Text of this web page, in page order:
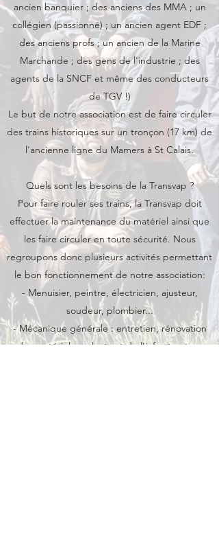
ancien banquier ; des anciens des MMA ; un
collégien (passionné) ; un ancien agent EDF ;
des anciens profs ; un ancien de la Marine
Marchande ; des gens de l'industrie ; des
agents de la SNCF et même des conducteurs
de TGV !)
Le but de notre association est de faire circuler
des trains historiques sur un tronçon (17 km) de
l'ancienne ligne du Mamers à St Calais.
Quels sont les besoins de la Transvap ?
Pour faire rouler ses trains, la Transvap doit
effectuer la maintenance du matériel ainsi que
les faire circuler en toute sécurité. Nous
regroupons donc plusieurs activités permettant
le bon fonctionnement de notre association:
- Menuisier, peintre, électricien, ajusteur,
soudeur, plombier...
- Mécanique générale : entretien, rénovation
des matériels roulants et de l'infrastructure